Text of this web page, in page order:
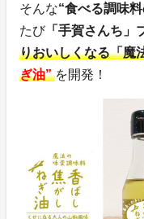
そんな“食べる調味
たび「手賀さんち」
りおいしくなる「魔
ぎ油”を開発！